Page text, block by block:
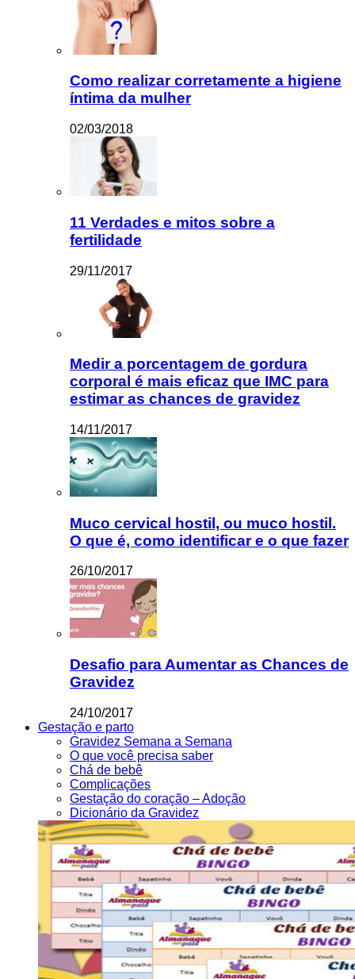
Como realizar corretamente a higiene
íntima da mulher
02/03/2018
11 Verdades e mitos sobre a
fertilidade
29/11/2017
Medir a porcentagem de gordura
corporal é mais eficaz que IMC para
estimar as chances de gravidez
14/11/2017
Muco cervical hostil, ou muco hostil.
O que é, como identificar e o que fazer
26/10/2017
Desafio para Aumentar as Chances de
Gravidez
24/10/2017
Gestação e parto
Gravidez Semana a Semana
O que você precisa saber
Chá de bebê
Complicações
Gestação do coração – Adoção
Dicionário da Gravidez